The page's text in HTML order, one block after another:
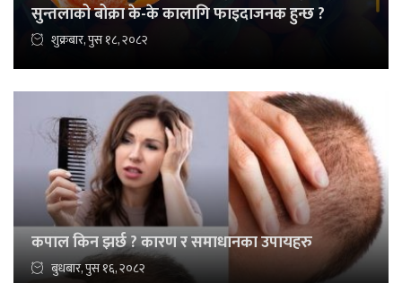
सुन्तलाको बोक्रा के-के कालागि फाइदाजनक हुन्छ ?
शुक्रबार, पुस १८, २०८२
कपाल किन झर्छ ? कारण र समाधानका उपायहरु
बुधबार, पुस १६, २०८२